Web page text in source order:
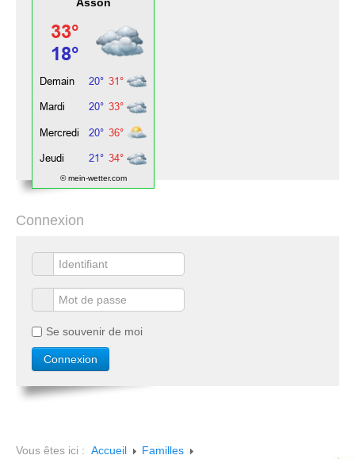
© mein-wetter.com
Connexion
Se souvenir de moi
Vous êtes ici : Accueil Familles